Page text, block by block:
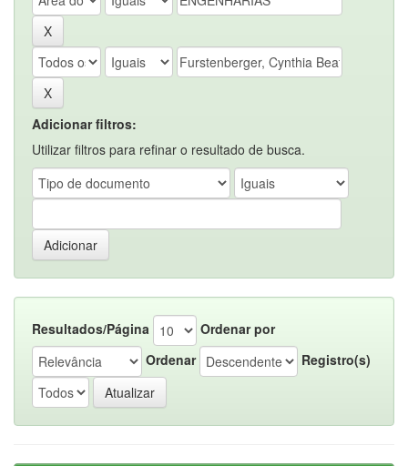
Adicionar filtros:
Utilizar filtros para refinar o resultado de busca.
Resultados/Página
Ordenar por
Ordenar
Registro(s)